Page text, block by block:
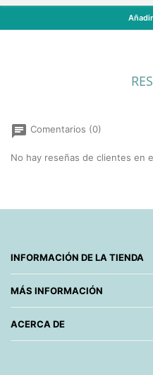
chat Comentarios (0)
No hay reseñas de clientes en
INFORMACIÓN DE LA TIENDA
MÁS INFORMACIÓN
ACERCA DE